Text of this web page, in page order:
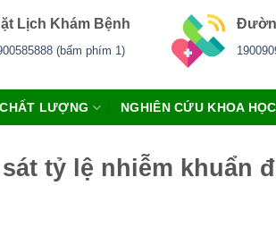
Lịch Khám Bệnh
(bấm phím 1)
LƯỢNG NGHIÊN CỨU KHOA HỌC
tỷ lệ nhiễm khuẩn